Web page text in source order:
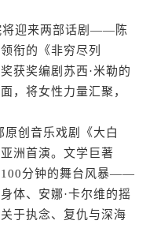
迎来两部话剧——陈
衔的《非穷尽列
获奖编剧苏西·米勒的
，将女性力量汇聚，
创音乐戏剧《大白
洲首演。文学巨著
100分钟的舞台风暴——
体、安娜·卡尔维的摇
于执念、复仇与深海